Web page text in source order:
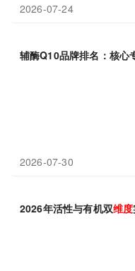
2026-07-24
辅酶Q10品牌排名：核心
2026-07-30
2026年活性与有机双维度